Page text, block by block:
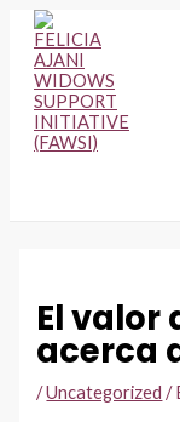
Skip
content
El valor
acerca
/Uncategorized /